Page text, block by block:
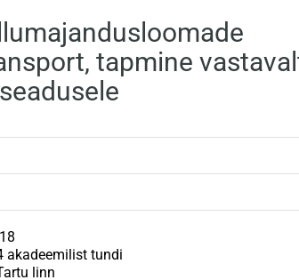
tapmine
akadeemilist tundi
linn